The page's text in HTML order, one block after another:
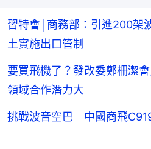
習特會│商務部：引進200
土實施出口管制
要買飛機了？發改委鄭柵潔
領域合作潛力大
挑戰波音空巴 中國商飛